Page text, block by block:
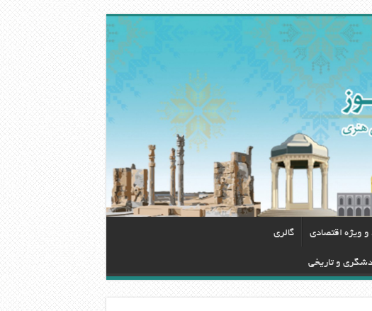
و ویژه اقتصادی گالری
و تاریخی